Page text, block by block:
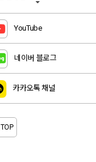
YouTube
네이버 블로그
카카오톡 채널
TOP